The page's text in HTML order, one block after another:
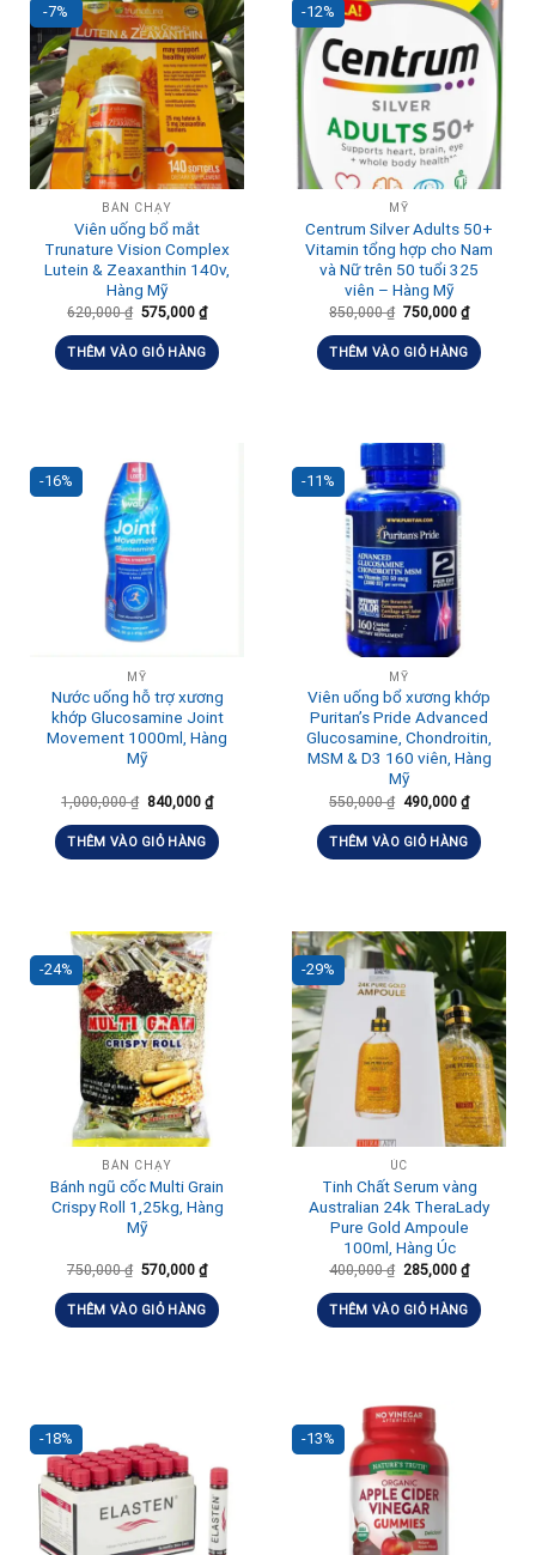
-7%
BÁN CHẠY
Viên uống bổ mắt
Trunature Vision Complex
Lutein & Zeaxanthin 140v,
Hàng Mỹ
620,000₫ 575,000 ₫
THÊM VÀO GIỎ HÀNG
-12%
MỸ
Centrum Silver Adults 50+
Vitamin tổng hợp cho Nam
và Nữ trên 50 tuổi 325
viên – Hàng Mỹ
850,000₫ 750,000 ₫
THÊM VÀO GIỎ HÀNG
-16%
MỸ
Nước uống hỗ trợ xương
khớp Glucosamine Joint
Movement 1000ml, Hàng
Mỹ
1,000,000₫ 840,000 ₫
THÊM VÀO GIỎ HÀNG
-11%
MỸ
Viên uống bổ xương khớp
Puritan’s Pride Advanced
Glucosamine, Chondroitin,
MSM & D3 160 viên, Hàng
Mỹ
550,000₫ 490,000 ₫
THÊM VÀO GIỎ HÀNG
-24%
BÁN CHẠY
Bánh ngũ cốc Multi Grain
Crispy Roll 1,25kg, Hàng
Mỹ
750,000₫ 570,000 ₫
THÊM VÀO GIỎ HÀNG
-29%
ÚC
Tinh Chất Serum vàng
Australian 24k TheraLady
Pure Gold Ampoule
100ml, Hàng Úc
400,000₫ 285,000 ₫
THÊM VÀO GIỎ HÀNG
-18% -13%